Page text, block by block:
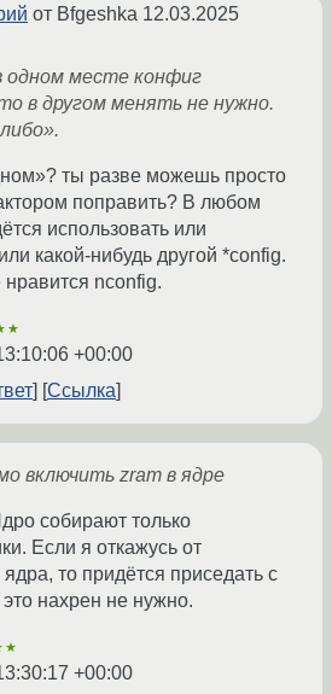
от Bfgeshka 12.03.2025
одном месте конфиг
в другом менять не нужно.
ты разве можешь просто
поправить? В любом
использовать или
какой-нибудь другой *config.
nconfig.
+00:00
Ссылка
включить zram в ядре
собирают только
Если я откажусь от
то придётся приседать с
нахрен не нужно.
+00:00